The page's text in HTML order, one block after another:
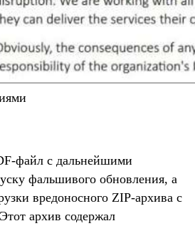
файл с дальнейшими
фальшивого обновления, а
вредоносного ZIP-архива с
архив содержал